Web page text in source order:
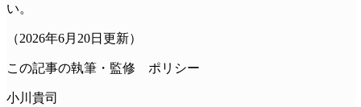
い。
（2026年6月20日更新）
この記事の執筆・監修 ポリシー
小川貴司